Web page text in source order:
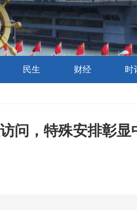
民生 财经 时
问，特殊安排彰显